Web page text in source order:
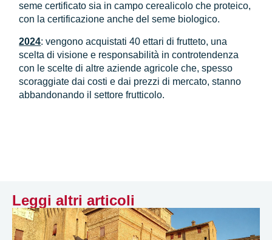
seme certificato sia in campo cerealicolo che proteico,
con la certificazione anche del seme biologico.
2024: vengono acquistati 40 ettari di frutteto, una
scelta di visione e responsabilità in controtendenza
con le scelte di altre aziende agricole che, spesso
scoraggiate dai costi e dai prezzi di mercato, stanno
abbandonando il settore frutticolo.
Leggi altri articoli